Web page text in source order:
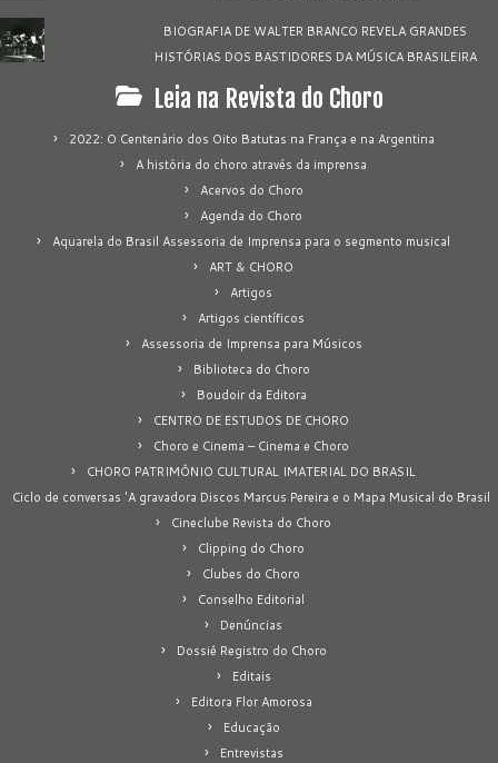
BIOGRAFIA DE WALTER BRANCO REVELA GRANDES
HISTÓRIAS DOS BASTIDORES DA MÚSICA BRASILEIRA
Leia na Revista do Choro
2022: O Centenário dos Oito Batutas na França e na Argentina
A história do choro através da imprensa
Acervos do Choro
Agenda do Choro
Aquarela do Brasil Assessoria de Imprensa para o segmento musical
ART & CHORO
Artigos
Artigos científicos
Assessoria de Imprensa para Músicos
Biblioteca do Choro
Boudoir da Editora
CENTRO DE ESTUDOS DE CHORO
Choro e Cinema – Cinema e Choro
CHORO PATRIMÔNIO CULTURAL IMATERIAL DO BRASIL
Ciclo de conversas 'A gravadora Discos Marcus Pereira e o Mapa Musical do Brasil
Cineclube Revista do Choro
Clipping do Choro
Clubes do Choro
Conselho Editorial
Denúncias
Dossiê Registro do Choro
Editais
Editora Flor Amorosa
Educação
Entrevistas